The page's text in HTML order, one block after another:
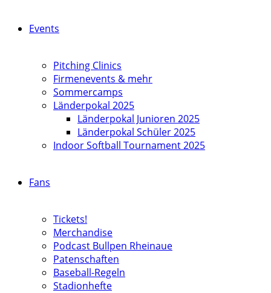
Events
Pitching Clinics
Firmenevents & mehr
Sommercamps
Länderpokal 2025
Länderpokal Junioren 2025
Länderpokal Schüler 2025
Indoor Softball Tournament 2025
Fans
Tickets!
Merchandise
Podcast Bullpen Rheinaue
Patenschaften
Baseball-Regeln
Stadionhefte